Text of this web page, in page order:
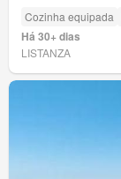
Cozinha equipada
Há 30+ dias
LISTANZA